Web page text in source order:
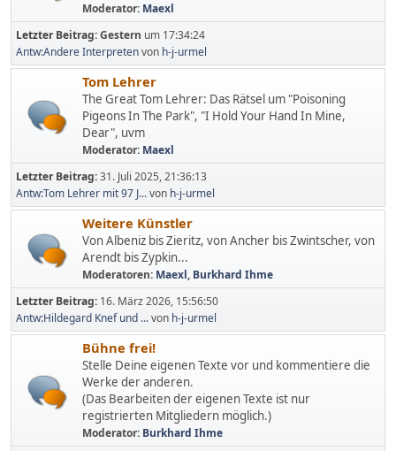
Moderator: Maexl
Letzter Beitrag:Gestern um 17:34:24
Antw:Andere Interpretenvon h-j-urmel
Tom Lehrer
The Great Tom Lehrer: Das Rätsel um "Poisoning
Pigeons In The Park", "I Hold Your Hand In Mine,
Dear", uvm
Moderator: Maexl
Letzter Beitrag:31. Juli 2025, 21:36:13
Antw:Tom Lehrer mit 97 J...von h-j-urmel
Weitere Künstler
Von Albeniz bis Zieritz, von Ancher bis Zwintscher, von
Arendt bis Zypkin...
Moderatoren: Maexl, Burkhard Ihme
Letzter Beitrag: 16. März 2026, 15:56:50
Antw:Hildegard Knef und ...von h-j-urmel
Bühne frei!
Stelle Deine eigenen Texte vor und kommentiere die
Werke der anderen.
(Das Bearbeiten der eigenen Texte ist nur
registrierten Mitgliedern möglich.)
Moderator: Burkhard Ihme